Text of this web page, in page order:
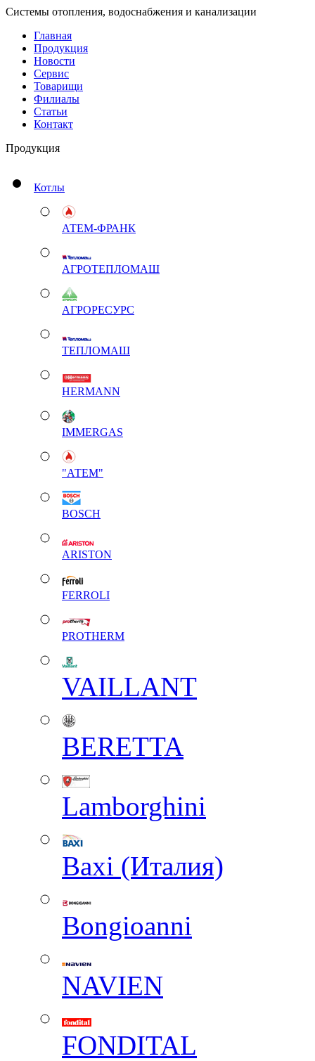
Системы отопления, водоснабжения и канализации
Главная
Продукция
Новости
Сервис
Товарищи
Филиалы
Статьи
Контакт
Продукция
Котлы
АТЕМ-ФРАНК
АГРОТЕПЛОМАШ
АГРОРЕСУРС
ТЕПЛОМАШ
HERMANN
IMMERGAS
"АТЕМ"
BOSCH
ARISTON
FERROLI
PROTHERM
VAILLANT
BERETTA
Lamborghini
Baxi (Италия)
Вongioanni
NAVIEN
FONDITAL